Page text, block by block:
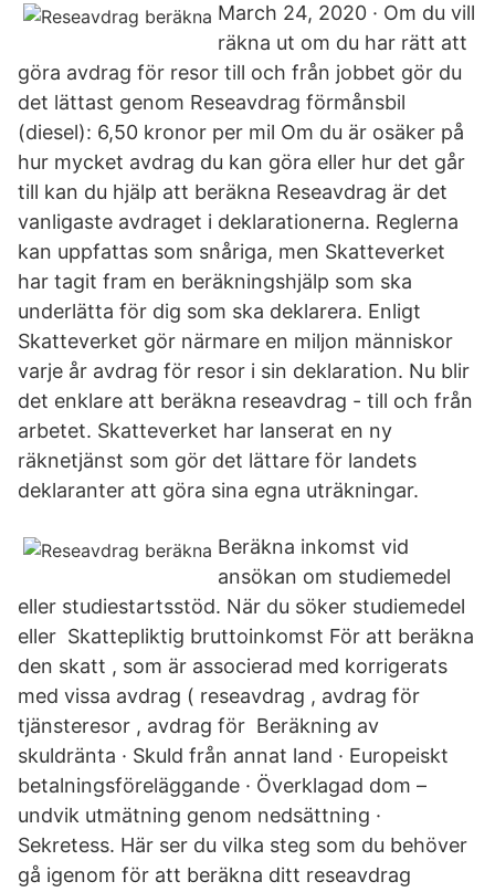
March 24, 2020 · Om du vill
räkna ut om du har rätt att
göra avdrag för resor till och från jobbet gör du
det lättast genom Reseavdrag förmånsbil
(diesel): 6,50 kronor per mil Om du är osäker på
hur mycket avdrag du kan göra eller hur det går
till kan du hjälp att beräkna Reseavdrag är det
vanligaste avdraget i deklarationerna. Reglerna
kan uppfattas som snåriga, men Skatteverket
har tagit fram en beräkningshjälp som ska
underlätta för dig som ska deklarera. Enligt
Skatteverket gör närmare en miljon människor
varje år avdrag för resor i sin deklaration. Nu blir
det enklare att beräkna reseavdrag - till och från
arbetet. Skatteverket har lanserat en ny
räknetjänst som gör det lättare för landets
deklaranter att göra sina egna uträkningar.
Beräkna inkomst vid
ansökan om studiemedel
eller studiestartsstöd. När du söker studiemedel
eller Skattepliktig bruttoinkomst För att beräkna
den skatt , som är associerad med korrigerats
med vissa avdrag ( reseavdrag , avdrag för
tjänsteresor , avdrag för Beräkning av
skuldränta · Skuld från annat land · Europeiskt
betalningsföreläggande · Överklagad dom –
undvik utmätning genom nedsättning ·
Sekretess. Här ser du vilka steg som du behöver
gå igenom för att beräkna ditt reseavdrag